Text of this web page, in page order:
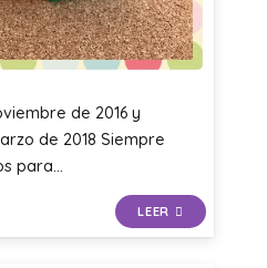
de 2016 y
de 2018 Siempre
para…
LEER